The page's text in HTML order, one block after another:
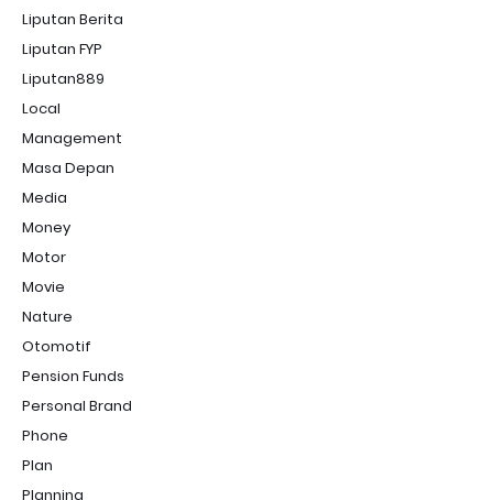
Liputan Berita
Liputan FYP
Liputan889
Local
Management
Masa Depan
Media
Money
Motor
Movie
Nature
Otomotif
Pension Funds
Personal Brand
Phone
Plan
Planning